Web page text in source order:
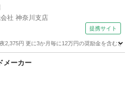
社 神奈川支店
提携サイト
2,375円 更に3か月毎に12万円の奨励金を含む
メーカー